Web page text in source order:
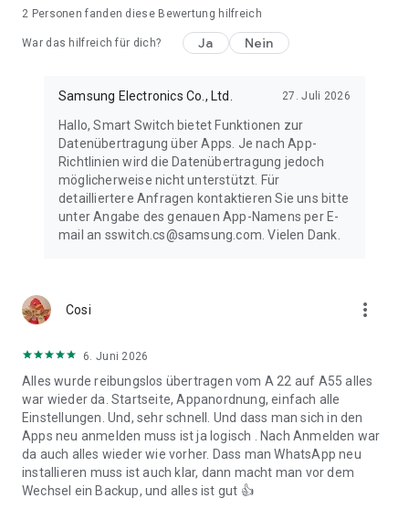
Versuchen Sie es dann erneut.
Gerätehersteller und Betriebssystemversion nicht verfügbar.)
2 Personen fanden diese Bewertung hilfreich
War das hilfreich für dich? Ja Nein
Samsung Electronics Co., Ltd. 27. Juli 2026
Hallo, Smart Switch bietet Funktionen zur
Datenübertragung über Apps. Je nach App-
Richtlinien wird die Datenübertragung jedoch
möglicherweise nicht unterstützt. Für
detailliertere Anfragen kontaktieren Sie uns bitte
unter Angabe des genauen App-Namens per E-
mail an sswitch.cs@samsung.com. Vielen Dank.
Cosi more_vert
6. Juni 2026
Alles wurde reibungslos übertragen vom A 22 auf A55 alles
war wieder da. Startseite, Appanordnung, einfach alle
Einstellungen. Und, sehr schnell. Und dass man sich in den
Apps neu anmelden muss ist ja logisch . Nach Anmelden war
da auch alles wieder wie vorher. Dass man WhatsApp neu
installieren muss ist auch klar, dann macht man vor dem
Wechsel ein Backup, und alles ist gut 👍